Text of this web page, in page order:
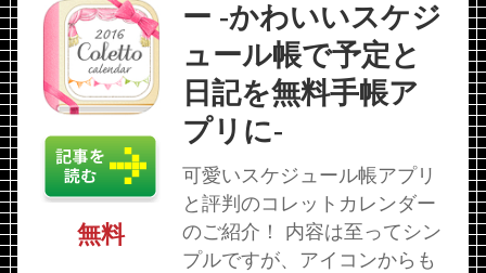
ー -かわいいスケジ
ュール帳で予定と
日記を無料手帳ア
プリに-
可愛いスケジュール帳アプリ
と評判のコレットカレンダー
のご紹介！ 内容は至ってシン
プルですが、アイコンからも
無料